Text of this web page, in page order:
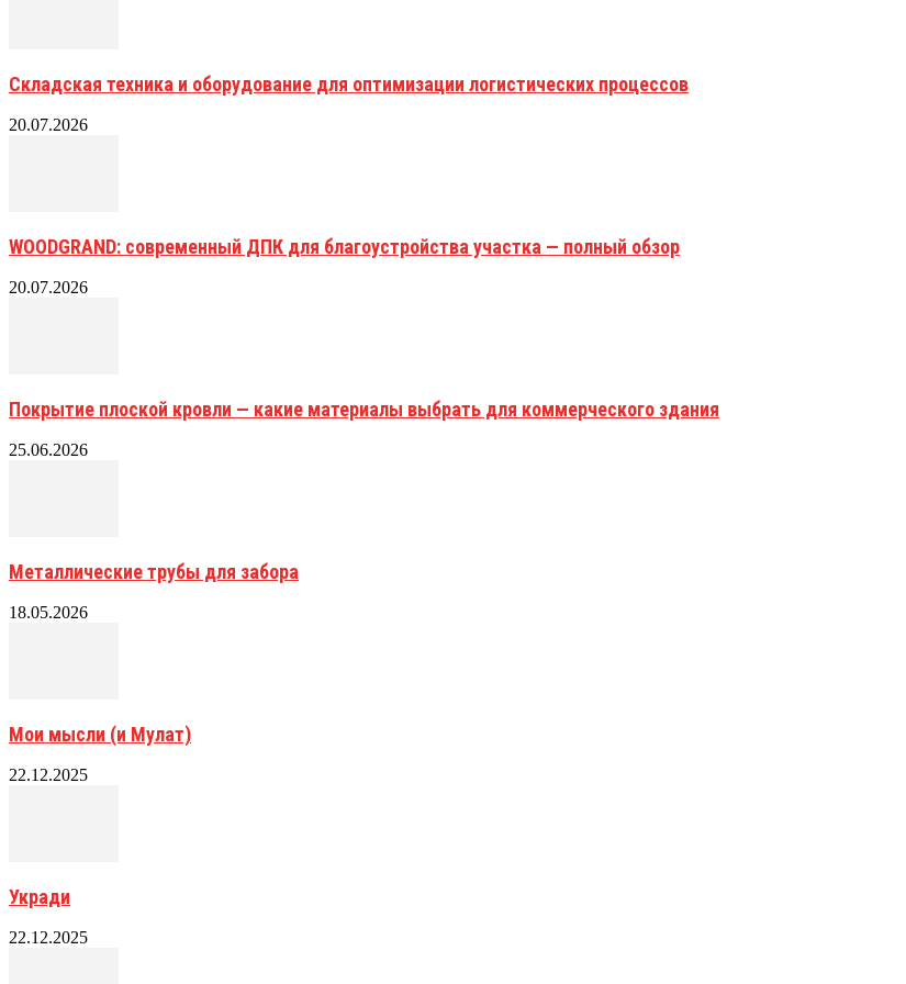
Складская техника и оборудование для оптимизации логистических процессов
20.07.2026
WOODGRAND: современный ДПК для благоустройства участка — полный обзор
20.07.2026
Покрытие плоской кровли — какие материалы выбрать для коммерческого здания
25.06.2026
Металлические трубы для забора
18.05.2026
Мои мысли (и Мулат)
22.12.2025
Укради
22.12.2025